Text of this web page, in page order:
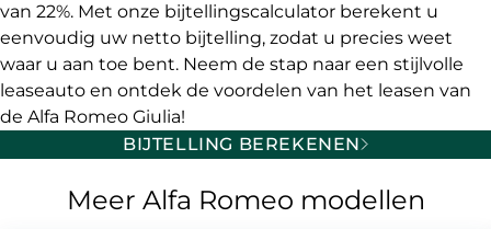
van 22%. Met onze bijtellingscalculator berekent u
eenvoudig uw netto bijtelling, zodat u precies weet
waar u aan toe bent. Neem de stap naar een stijlvolle
leaseauto en ontdek de voordelen van het leasen van
de Alfa Romeo Giulia!
BIJTELLING BEREKENEN
Meer Alfa Romeo modellen